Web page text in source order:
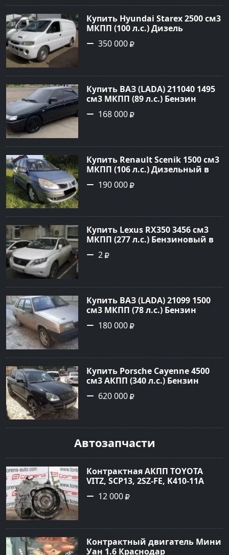
Авторынок23
Купить Hyundai Starex 2500 см3
МКПП (100 л.с.) Дизель
турбонаддув в Краснодар:
цвет белый Фургон 2014 года
Авторынок23
350 000
Купить ВАЗ (LADA) 211040 1495
см3 МКПП (89 л.с.) Бензин
инжектор в Краснодвр: цвет
Черный Седан 2007 года по
Авторынок23
168 000
Купить Renault Scenik 1500 см3
МКПП (106 л.с.) Дизельный в
Белореченск: цвет Голубой
Универсал 2007 года по цене
190 000
Купить Lexus RX350 3456 см3
МКПП (277 л.с.) Бензиновый в
Краснодар: цвет
Перламутрово-белый
№3746 на сайте Авторынок23
2
Купить ВАЗ (LADA) 21099 1500
см3 МКПП (78 л.с.) Бензин
инжектор в Гостагаевская :
цвет Серебряный Седан 2001
Авторынок23
180 000
Купить Porsche Cayenne 4500
см3 АКПП (340 л.с.) Бензин
турбонаддув в Новороссийск:
цвет черный Внедорожник
сайте Авторынок23
620 000
Автозапчасти
Контрактная АКПП TOYOTA
VITZ, SCP13, 2SZ-FE, K410-11A
Ростов
12 000
Контрактный двигатель Мини
Уан 1.6 Краснодар